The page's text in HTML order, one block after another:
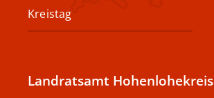
Kreistag
Landratsamt Hohenlohekreis